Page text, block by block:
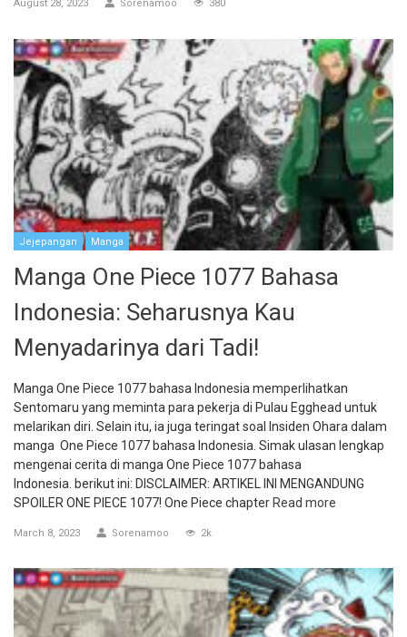
August 28, 2023 Sorenamoo 380
Jejepangan Manga
Manga One Piece 1077 Bahasa
Indonesia: Seharusnya Kau
Menyadarinya dari Tadi!
Manga One Piece 1077 bahasa Indonesia memperlihatkan
Sentomaru yang meminta para pekerja di Pulau Egghead untuk
melarikan diri. Selain itu, ia juga teringat soal Insiden Ohara dalam
manga One Piece 1077 bahasa Indonesia. Simak ulasan lengkap
mengenai cerita di manga One Piece 1077 bahasa
Indonesia. berikut ini: DISCLAIMER: ARTIKEL INI MENGANDUNG
SPOILER ONE PIECE 1077! One Piece chapter Read more
March 8, 2023 Sorenamoo 2k